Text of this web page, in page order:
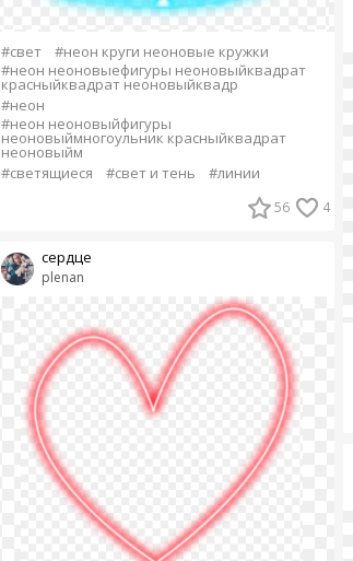
#свет
#неон круги неоновые кружки
#неон неоновыефигуры неоновыйквадрат
красныйквадрат неоновыйквадр
#неон
#неон неоновыйфигуры
неоновыймногоульник красныйквадрат
неоновыйм
#светящиеся
#свет и тень #линии
56 4
plenan
сердце